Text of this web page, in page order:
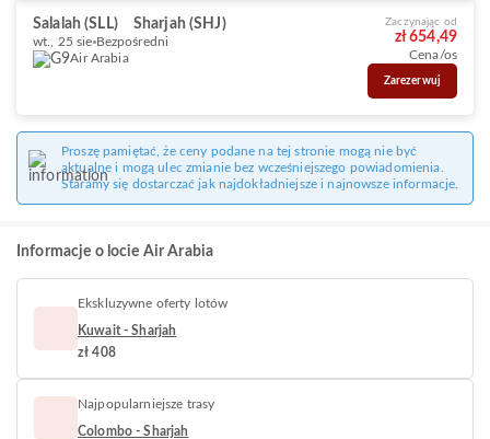
Salalah (SLL) Sharjah (SHJ)
wt., 25 sie Bezpośredni
Air Arabia
Zaczynając od
zł 654,49
Cena/os
Zarezerwuj
Proszę pamiętać, że ceny podane na tej stronie mogą nie być
aktualne i mogą ulec zmianie bez wcześniejszego powiadomienia.
Staramy się dostarczać jak najdokładniejsze i najnowsze informacje.
Informacje o locie Air Arabia
Ekskluzywne oferty lotów
Kuwait - Sharjah
zł 408
Najpopularniejsze trasy
Colombo - Sharjah